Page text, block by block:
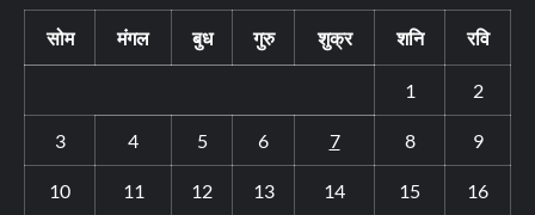
सोम मंगल बुध गुरु शुक्र शनि रवि
1 2
3 4 5 6 7 8 9
10 11 12 13 14 15 16